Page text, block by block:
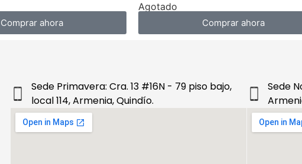
Comprar ahora
Agotado
Comprar ahora
Sede Primavera: Cra. 13 #16N - 79 piso bajo,
local 114, Armenia, Quindío.
Sede